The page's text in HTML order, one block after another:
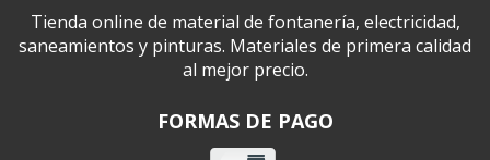
Tienda online de material de fontanería, electricidad,
saneamientos y pinturas. Materiales de primera calidad
al mejor precio.
FORMAS DE PAGO